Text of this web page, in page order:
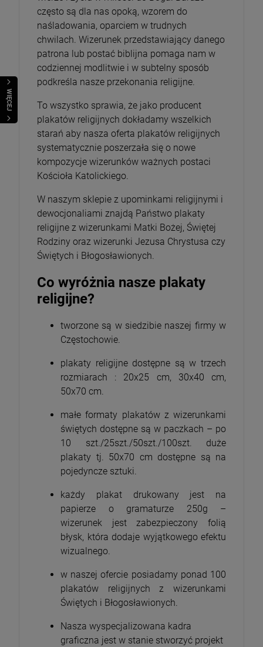
WIĘCEJ
często są dla nas opoką, wzorem do
naśladowania, oparciem w trudnych
chwilach. Wizerunek przedstawiający danego
patrona lub postać biblijna pomaga nam w
codziennej modlitwie i w subtelny sposób
podkreśla nasze przekonania religijne.
To wszystko sprawia, że jako producent
plakatów religijnych dokładamy wszelkich
starań aby nasza oferta plakatów religijnych
systematycznie poszerzała się o nowe
kompozycje wizerunków ważnych postaci
Kościoła Katolickiego.
W naszym sklepie z upominkami religijnymi i
dewocjonaliami znajdą Państwo plakaty
religijne z wizerunkami Matki Bożej, Świętej
Rodziny oraz wizerunki Jezusa Chrystusa czy
Świętych i Błogosławionych.
Co wyróżnia nasze plakaty
religijne?
tworzone są w siedzibie naszej firmy w
Częstochowie.
plakaty religijne dostępne są w trzech
rozmiarach : 20x25 cm, 30x40 cm,
50x70 cm.
małe formaty plakatów z wizerunkami
świętych dostępne są w paczkach – po
10 szt./25szt./50szt./100szt. duże
plakaty tj. 50x70 cm dostępne są na
pojedyncze sztuki.
każdy plakat drukowany jest na
papierze o gramaturze 250g –
wizerunek jest zabezpieczony folią
błysk, która dodaje wyjątkowego efektu
wizualnego.
w naszej ofercie posiadamy ponad 100
plakatów religijnych z wizerunkami
Świętych i Błogosławionych.
Nasza wyspecjalizowana kadra
graficzna jest w stanie stworzyć projekt